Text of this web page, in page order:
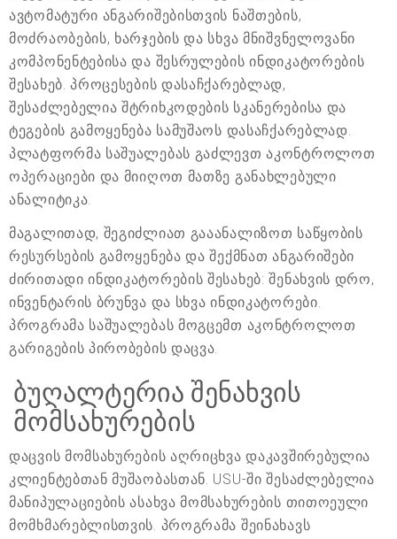
ავტომატური ანგარიშებისთვის ნაშთების,
მოძრაობების, ხარჯების და სხვა მნიშვნელოვანი
კომპონენტებისა და შესრულების ინდიკატორების
შესახებ. პროცესების დასაჩქარებლად,
შესაძლებელია შტრიხკოდების სკანერებისა და
ტეგების გამოყენება სამუშაოს დასაჩქარებლად.
პლატფორმა საშუალებას გაძლევთ აკონტროლოთ
ოპერაციები და მიიღოთ მათზე განახლებული
ანალიტიკა.
მაგალითად, შეგიძლიათ გააანალიზოთ საწყობის
რესურსების გამოყენება და შექმნათ ანგარიშები
ძირითადი ინდიკატორების შესახებ: შენახვის დრო,
ინვენტარის ბრუნვა და სხვა ინდიკატორები.
პროგრამა საშუალებას მოგცემთ აკონტროლოთ
გარიგების პირობების დაცვა.
ბუღალტერია შენახვის
მომსახურების
დაცვის მომსახურების აღრიცხვა დაკავშირებულია
კლიენტებთან მუშაობასთან. USU-ში შესაძლებელია
მანიპულაციების ასახვა მომსახურების თითოეული
მომხმარებლისთვის. პროგრამა შეინახავს